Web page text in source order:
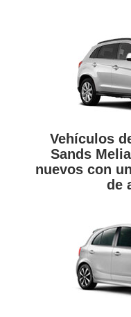
Vehículos
Sands
nuevos con
de